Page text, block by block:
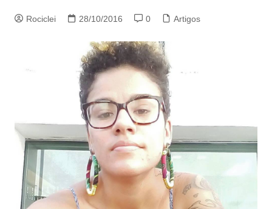
Rociclei 28/10/2016 0 Artigos